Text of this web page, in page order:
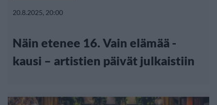
20.8.2025, 20:00
Näin etenee 16. Vain elämää -
kausi – artistien päivät julkaistiin